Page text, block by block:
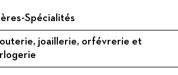
Spécialités
joaillerie, orfévrerie et